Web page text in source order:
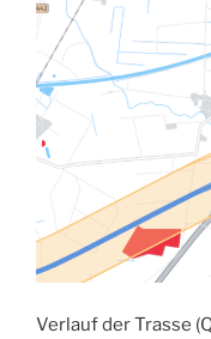
Verlauf der Trasse